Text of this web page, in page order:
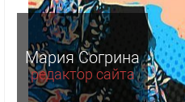
Мария Согрина
редактор сайта